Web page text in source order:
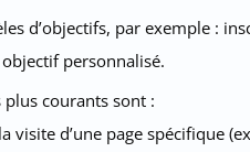
d’objectifs, par exemple :
personnalisé.
plus courants sont :
visite d’une page spécifique